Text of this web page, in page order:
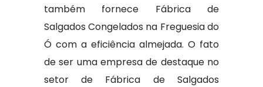
também fornece Fábrica de
Salgados Congelados na Freguesia do
Ó com a eficiência almejada. O fato
de ser uma empresa de destaque no
setor de Fábrica de Salgados